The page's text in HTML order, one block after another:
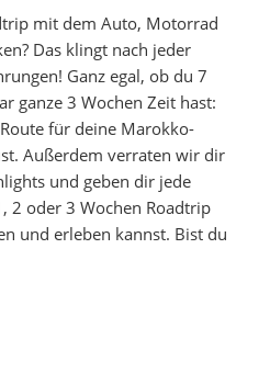
mit dem Auto, Motorrad
Das klingt nach jeder
Ganz egal, ob du 7
ganze 3 Wochen Zeit hast:
für deine Marokko-
Außerdem verraten wir dir
und geben dir jede
2 oder 3 Wochen Roadtrip
und erleben kannst. Bist du